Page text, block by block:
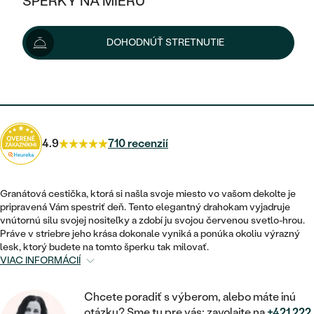
KOMBINOVANÉ ZLATO
PODĽA ŠTÝLU
ETERNITY
VINTAGE
NETRADIČNÉ
POSTRANNÉ DRAHOKAMY
HALO
VINTAGE
SET ZÁSNUBNÉHO PRSTEŇA A
NETRADIČNÉ
ZOSTAVTE SI PRSTEŇ
VÝPREDAJ
ŠPERKY ČO POMÁHAJÚ
PODĽA TYPU
NÁUŠNICE
PRSTENE
PRÍVESKY
NÁRAMKY
SETY
PÁNSKE ŠPERKY
PLATINOVÉ
NAPICHOVACIE
KRUHOVÉ
MINIMALISTICKÉ
VISIACE
SOLITÉR
V TVARE SRDCA
ZLATÉ
STRIEBORNÉ
PODĽA ŠTÝLU
SOLITÉR
NARODENIE DIEŤAŤA
PERSONALIZOVANÉ
SO ZNAMENÍM ZVEROKRUHU
MINIMALISTICKÉ
VÝPREDAJ
ZLATÉ
STRIEBORNÉ
PODĽA ŠTÝLU
ETERNITY
DOHODNÚŤ STRETNUTIE
166 €
Možnosti doručenia
4.9 710 recenzií
Granátová cestička, ktorá si našla svoje miesto vo vašom dekolte je
pripravená Vám spestriť deň. Tento elegantný drahokam vyjadruje
vnútornú silu svojej nositeľky a zdobí ju svojou červenou svetlo-hrou.
Práve v striebre jeho krása dokonale vyniká a ponúka okoliu výrazný
lesk, ktorý budete na tomto šperku tak milovať.
VIAC INFORMÁCIÍ
Chcete poradiť s výberom, alebo máte inú